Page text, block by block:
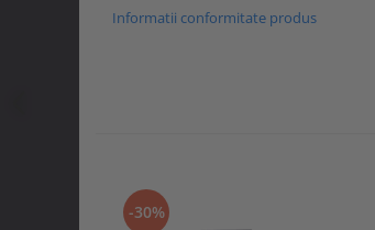
Casti si antifoane protectie
Informatii conformitate produs
-30%